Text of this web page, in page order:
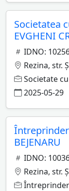
Societatea
EVGHENI
IDNO:
Rezina, str.
Societate
2025-05-29
BEJENARU
IDNO:
Rezina, str.